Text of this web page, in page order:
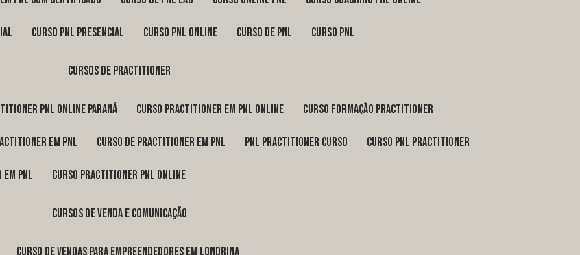
curso pnl presencial curso pnl online curso de pnl curso pnl
cursos de practitioner
pnl online Paraná curso practitioner em pnl online curso formação practitioner
em pnl curso de practitioner em pnl pnl practitioner curso curso pnl practitioner
pnl curso practitioner pnl online
cursos de venda e comunicação
curso de vendas para empreendedores em Londrina